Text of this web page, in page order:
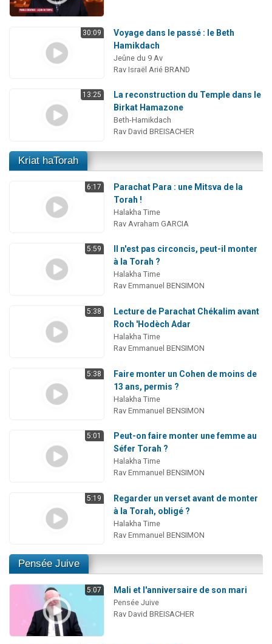
30:09
Voyage dans le passé : le Beth
Hamikdach
Jeûne du 9 Av
Rav Israël Arié BRAND
13:25
La reconstruction du Temple dans le
Birkat Hamazone
Beth-Hamikdach
Rav David BREISACHER
Kriat haTorah
6:17
Parachat Para : une Mitsva de la
Torah !
Halakha Time
Rav Avraham GARCIA
5:59
Il n'est pas circoncis, peut-il monter
à la Torah ?
Halakha Time
Rav Emmanuel BENSIMON
5:38
Lecture de Parachat Chékalim avant
Roch 'Hodèch Adar
Halakha Time
Rav Emmanuel BENSIMON
5:38
Faire monter un Cohen de moins de
13 ans, permis ?
Halakha Time
Rav Emmanuel BENSIMON
5:01
Peut-on faire monter une femme au
Séfer Torah ?
Halakha Time
Rav Emmanuel BENSIMON
5:19
Regarder un verset avant de monter
à la Torah, obligé ?
Halakha Time
Rav Emmanuel BENSIMON
Pensée Juive
5:07 Mali et l'anniversaire de son mari
Pensée Juive
Rav David BREISACHER